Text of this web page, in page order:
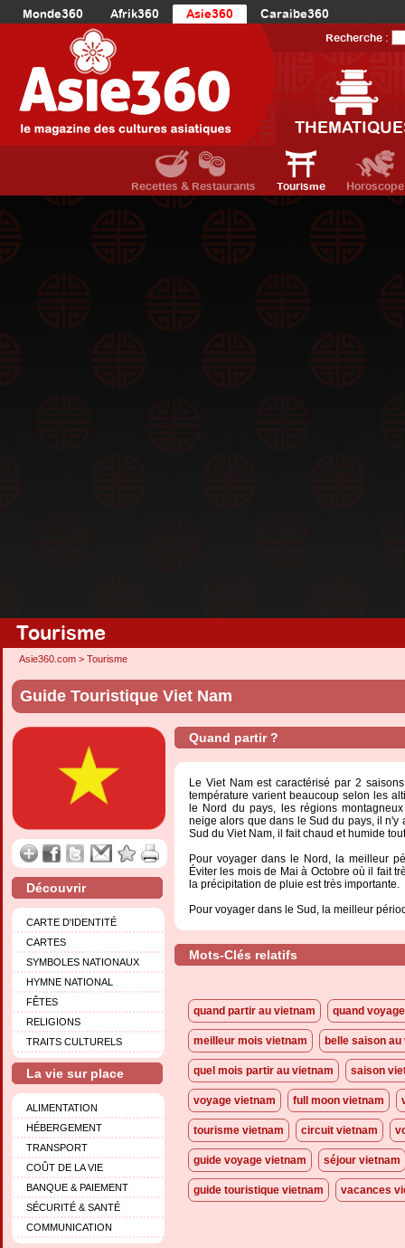
Monde360 Afrik360 Asie360
Caraibe360
Europe360
AmériqueDuNord360
Océanie360
Recherche :
Recettes & Restaurants Tourisme Horoscope
Tourisme
Asie360.com > Tourisme
Guide Touristique Viet Nam
Découvrir
CARTE D'IDENTITÉ
CARTES
SYMBOLES NATIONAUX
HYMNE NATIONAL
FÊTES
RELIGIONS
TRAITS CULTURELS
La vie sur place
ALIMENTATION
HÉBERGEMENT
TRANSPORT
COÛT DE LA VIE
BANQUE & PAIEMENT
SÉCURITÉ & SANTÉ
COMMUNICATION
Quand partir ?
Le Viet Nam est caractérisé par 2
température varient beaucoup selon les
le Nord du pays, les régions
neige alors que dans le Sud du pays, il
Sud du Viet Nam, il fait chaud et humide
Pour voyager dans le Nord, la meilleur
Éviter les mois de Mai à Octobre où il fait
la précipitation de pluie est très importante.
Pour voyager dans le Sud, la meilleur
Mots-Clés relatifs
quand partir au vietnam quand
meilleur mois vietnam belle saison
quel mois partir au vietnam saison
voyage vietnam full moon vietnam
tourisme vietnam circuit vietnam
guide voyage vietnam séjour vietnam
guide touristique vietnam vacances